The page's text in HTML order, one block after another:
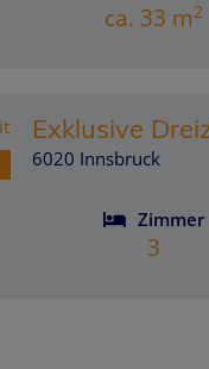
ca. 33 m2
Exklusive
6020 Innsbruck
Zimmer
3